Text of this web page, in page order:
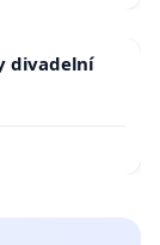
divadelní